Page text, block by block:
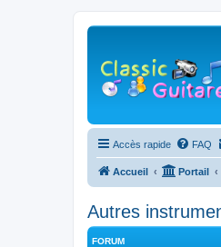
Accès rapide FAQ
Accueil Portail
Autres
FORUM